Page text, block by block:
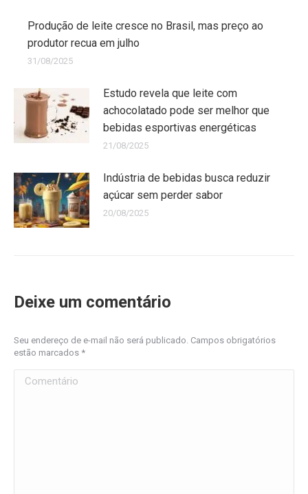
Produção de leite cresce no Brasil, mas preço ao
produtor recua em julho
31/08/2025
Estudo revela que leite com
achocolatado pode ser melhor que
bebidas esportivas energéticas
21/08/2025
Indústria de bebidas busca reduzir
açúcar sem perder sabor
20/08/2025
Deixe um comentário
Seu endereço de e-mail não será publicado. Campos obrigatórios
estão marcados *
Comentário